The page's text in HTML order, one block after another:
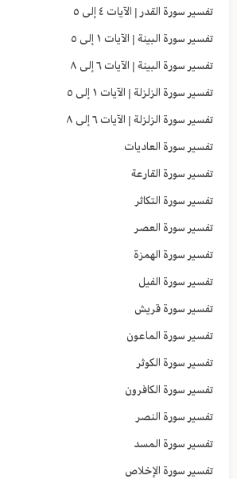
تفسير سورة القدر | الآيات ٤ إلى ٥
تفسير سورة البينة | الآيات ١ إلى ٥
تفسير سورة البينة | الآيات ٦ إلى ٨
تفسير سورة الزلزلة | الآيات ١ إلى ٥
تفسير سورة الزلزلة | الآيات ٦ إلى ٨
تفسير سورة العاديات
تفسير سورة القارعة
تفسير سورة التكاثر
تفسير سورة العصر
تفسير سورة الهمزة
تفسير سورة الفيل
تفسير سورة قريش
تفسير سورة الماعون
تفسير سورة الكوثر
تفسير سورة الكافرون
تفسير سورة النصر
تفسير سورة المسد
تفسير سورة الإخلاص